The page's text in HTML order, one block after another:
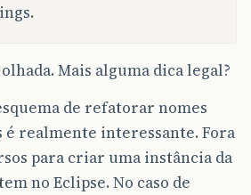
Mais alguma dica legal?
de refatorar nomes
é realmente interessante. Fora
para criar uma instância da
no Eclipse. No caso de